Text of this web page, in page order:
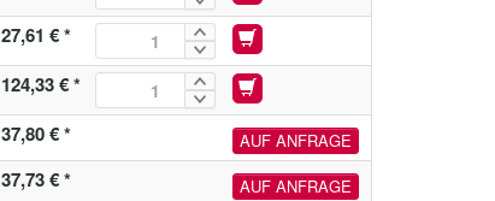
27,61 € *
124,33 € *
37,80 € * AUF ANFRAGE
37,73 € * AUF ANFRAGE